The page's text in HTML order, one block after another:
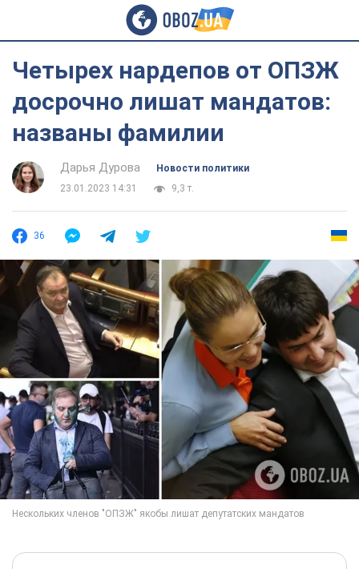
Четырех нардепов от ОПЗЖ
досрочно лишат мандатов:
названы фамилии
Дарья Дурова
Новости политики
23.01.2023 14:31
9,3 т.
36